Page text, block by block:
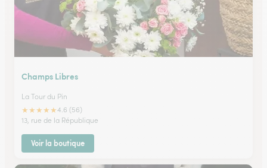
Champs Libres
La Tour du Pin
★★★★★4.6 (56)
13, rue de la République
Voir la boutique